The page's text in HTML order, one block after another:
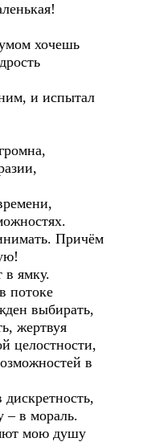
хочешь
и испытал
Причём
в ямку.
потоке
выбирать,
жертвуя
целостности,
в
– в мораль.
мою душу